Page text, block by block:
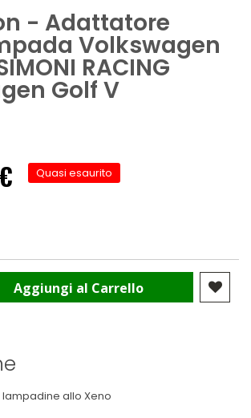
- Adattatore
Volkswagen
RACING
Golf V
Quasi esaurito
Aggiungi al Carrello
allo Xeno